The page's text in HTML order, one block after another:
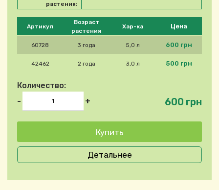
Please select product
Артикул
Возраст
растения
Хар-ка Цена
60728 3 года 5,0 л 600 грн
42462 2 года 3,0 л 500 грн
Количество:
-
+ 600 грн
растения:
Детальнее